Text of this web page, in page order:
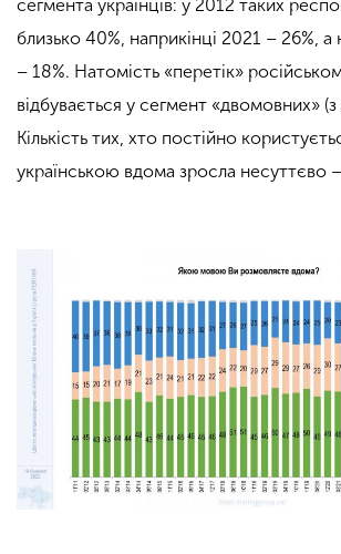
сегмента українців: у 2012 таких
близько 40%, наприкінці 2021 – 26%, а
– 18%. Натомість «перетік»
відбувається у сегмент «двомовних»
Кількість тих, хто постійно
українською вдома зросла несуттєво